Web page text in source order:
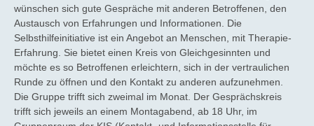
wünschen sich gute Gespräche mit anderen Betroffenen, den
Austausch von Erfahrungen und Informationen. Die
Selbsthilfeinitiative ist ein Angebot an Menschen, mit Therapie-
Erfahrung. Sie bietet einen Kreis von Gleichgesinnten und
möchte es so Betroffenen erleichtern, sich in der vertraulichen
Runde zu öffnen und den Kontakt zu anderen aufzunehmen.
Die Gruppe trifft sich zweimal im Monat. Der Gesprächskreis
trifft sich jeweils an einem Montagabend, ab 18 Uhr, im